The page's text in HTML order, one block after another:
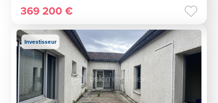
369 200 €
Investisseur